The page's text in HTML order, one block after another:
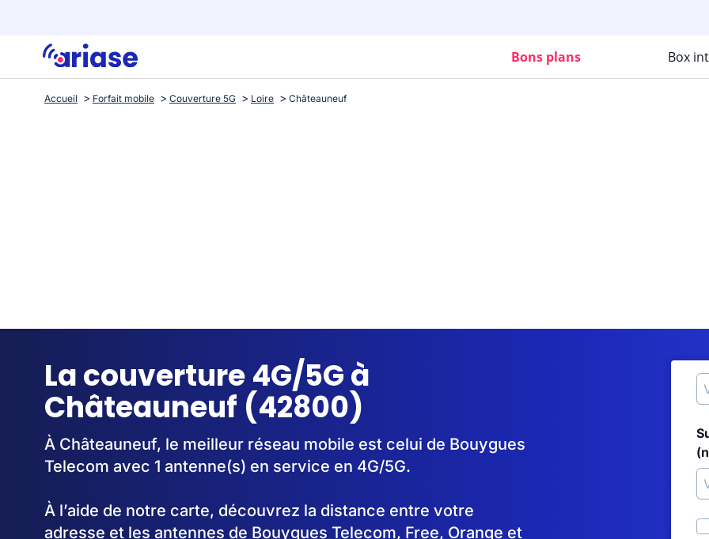
Bons plans Box
Accueil Forfait mobile Couverture 5G Loire Châteauneuf
La couverture 4G/5G à
Châteauneuf (42800)
À Châteauneuf, le meilleur réseau mobile est celui de Bouygues
Telecom avec 1 antenne(s) en service en 4G/5G.
À l’aide de notre carte, découvrez la distance entre votre
adresse et les antennes de Bouygues Telecom, Free, Orange et